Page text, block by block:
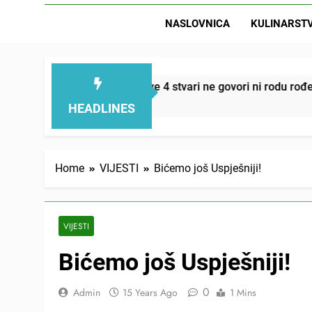
NASLOVNICA
HEADLINES
smanjuju – ove 4 stvari ne govori ni rodu rođenom
Home VIJESTI Bićemo još Uspješniji!
VIJESTI
Bićemo još Uspješniji!
Admin 15 Years Ago 0 1 Mins